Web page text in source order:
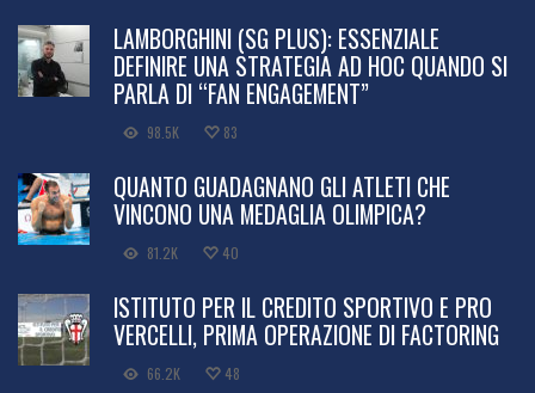
LAMBORGHINI (SG PLUS): ESSENZIALE
DEFINIRE UNA STRATEGIA AD HOC QUANDO SI
PARLA DI “FAN ENGAGEMENT”
98.5K 83
QUANTO GUADAGNANO GLI ATLETI CHE
VINCONO UNA MEDAGLIA OLIMPICA?
81.2K 40
ISTITUTO PER IL CREDITO SPORTIVO E PRO
VERCELLI, PRIMA OPERAZIONE DI FACTORING
66.2K 48